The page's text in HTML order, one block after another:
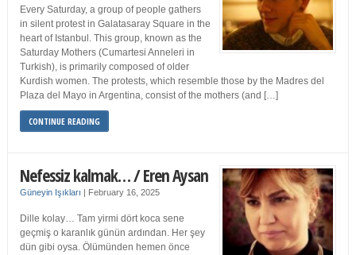
Every Saturday, a group of people gathers
in silent protest in Galatasaray Square in the
heart of Istanbul. This group, known as the
Saturday Mothers (Cumartesi Anneleri in
Turkish), is primarily composed of older
Kurdish women. The protests, which resemble those by the Madres del
Plaza del Mayo in Argentina, consist of the mothers (and […]
CONTINUE READING
Nefessiz kalmak… / Eren Aysan
Güneyin Işıkları | February 16, 2025
Dille kolay… Tam yirmi dört koca sene
geçmiş o karanlık günün ardından. Her şey
dün gibi oysa. Ölümünden hemen önce